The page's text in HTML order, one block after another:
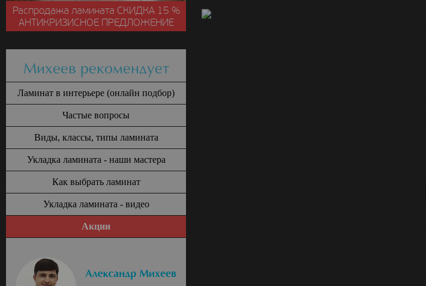
Распродажа ламината СКИДКА15 %
АНТИКРИЗИСНОЕ ПРЕДЛОЖЕНИЕ
Михеев рекомендует
Ламинат в интерьере (онлайн подбор)
Частые вопросы
Виды, классы, типы ламината
Укладка ламината - наши мастера
Как выбрать ламинат
Укладка ламината - видео
Акции